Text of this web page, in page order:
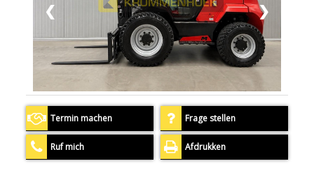
❮ ❯
Termin machen Frage stellen
Ruf mich Afdrukken